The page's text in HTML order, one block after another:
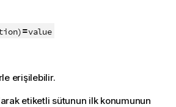
=value
erişilebilir.
etiketli sütunun ilk konumunun